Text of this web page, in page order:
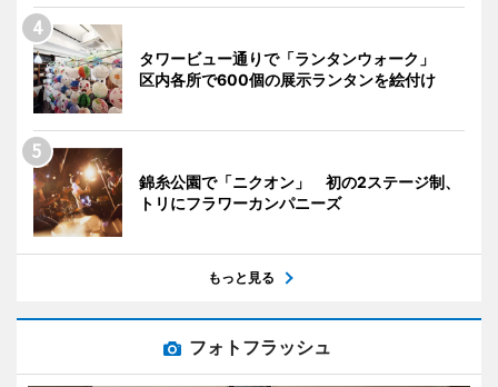
タワービュー通りで「ランタンウォーク」
区内各所で600個の展示ランタンを絵付け
錦糸公園で「ニクオン」 初の2ステージ制、
トリにフラワーカンパニーズ
もっと見る
フォトフラッシュ